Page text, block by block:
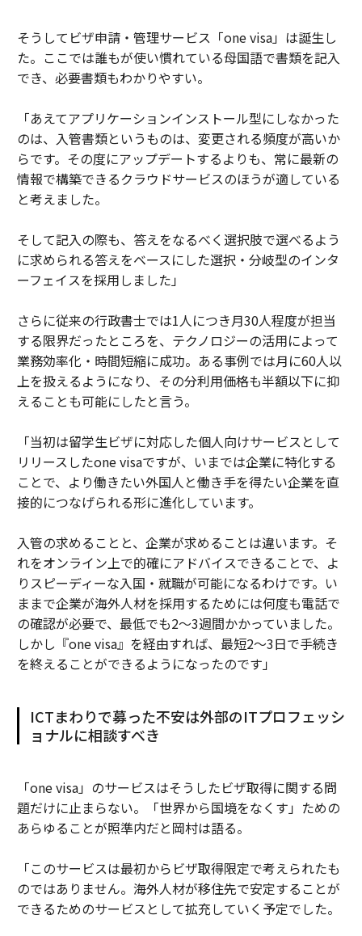
そうしてビザ申請・管理サービス「one visa」は誕生し
た。ここでは誰もが使い慣れている母国語で書類を記入
でき、必要書類もわかりやすい。
「あえてアプリケーションインストール型にしなかった
のは、入管書類というものは、変更される頻度が高いか
らです。その度にアップデートするよりも、常に最新の
情報で構築できるクラウドサービスのほうが適している
と考えました。
そして記入の際も、答えをなるべく選択肢で選べるよう
に求められる答えをベースにした選択・分岐型のインタ
ーフェイスを採用しました」
さらに従来の行政書士では1人につき月30人程度が担当
する限界だったところを、テクノロジーの活用によって
業務効率化・時間短縮に成功。ある事例では月に60人以
上を扱えるようになり、その分利用価格も半額以下に抑
えることも可能にしたと言う。
「当初は留学生ビザに対応した個人向けサービスとして
リリースしたone visaですが、いまでは企業に特化する
ことで、より働きたい外国人と働き手を得たい企業を直
接的につなげられる形に進化しています。
入管の求めることと、企業が求めることは違います。そ
れをオンライン上で的確にアドバイスできることで、よ
りスピーディーな入国・就職が可能になるわけです。い
ままで企業が海外人材を採用するためには何度も電話で
の確認が必要で、最低でも2〜3週間かかっていました。
しかし『one visa』を経由すれば、最短2〜3日で手続き
を終えることができるようになったのです」
ICTまわりで募った不安は外部のITプロフェッシ
ョナルに相談すべき
「one visa」のサービスはそうしたビザ取得に関する問
題だけに止まらない。「世界から国境をなくす」ための
あらゆることが照準内だと岡村は語る。
「このサービスは最初からビザ取得限定で考えられたも
のではありません。海外人材が移住先で安定することが
できるためのサービスとして拡充していく予定でした。